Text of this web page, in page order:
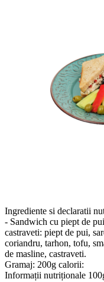
Ingrediente si declaratii
- Sandwich cu piept de
castraveti: piept de pui,
coriandru, tarhon, tofu,
de masline, castraveti.
Gramaj: 200g calorii:
Informații nutriționale